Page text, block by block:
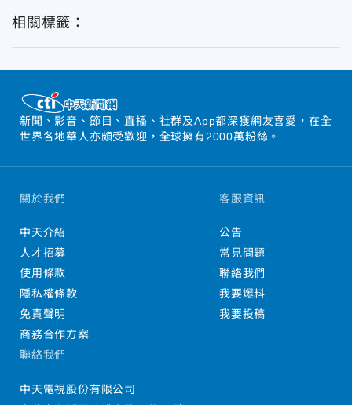
相關標籤：
新聞、影音、節目、直播、社群及App都深獲網友喜愛，在全
世界各地華人亦頗受歡迎，全球擁有2000萬粉絲。
關於我們
中天介紹
人才招募
使用條款
隱私權條款
免責聲明
商務合作方案
客服資訊
公告
常見問題
聯絡我們
我要爆料
我要投稿
聯絡我們
中天電視股份有限公司